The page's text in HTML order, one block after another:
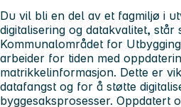
Du vil bli en del av et fagmiljø i
digitalisering og datakvalitet, står
Kommunalområdet for
arbeider for tiden med
matrikkelinformasjon. Dette er
datafangst og for å støtte
byggesaksprosesser. Oppdatert